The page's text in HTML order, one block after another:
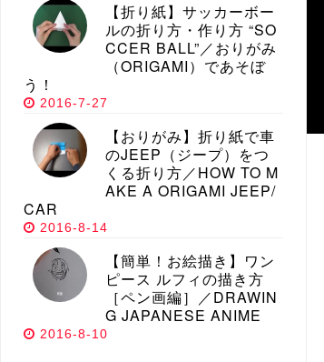
【折り紙】サッカーボー
ルの折り方・作り方 “SO
CCER BALL”／おりがみ
（ORIGAMI）であそぼ
う！
2016-7-27
【おりがみ】折り紙で車
のJEEP（ジープ）をつ
くる折り方／HOW TO M
AKE A ORIGAMI JEEP/
CAR
2016-8-14
【簡単！お絵描き】ワン
ピース ルフィの描き方
［ペン画編］／DRAWIN
G JAPANESE ANIME
2016-8-10